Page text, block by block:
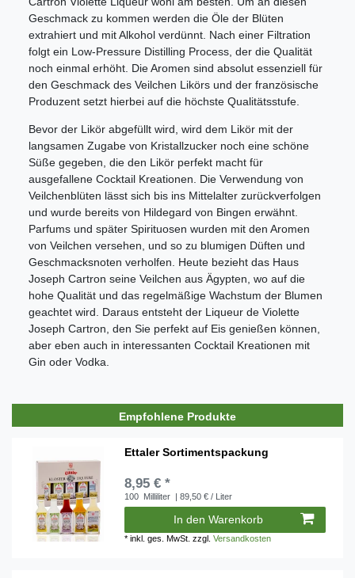
Geschmack zu kommen werden die Öle der Blüten
extrahiert und mit Alkohol verdünnt. Nach einer Filtration
folgt ein Low-Pressure Distilling Process, der die Qualität
noch einmal erhöht. Die Aromen sind absolut essenziell für
den Geschmack des Veilchen Likörs und der französische
Produzent setzt hierbei auf die höchste Qualitätsstufe.
Bevor der Likör abgefüllt wird, wird dem Likör mit der
langsamen Zugabe von Kristallzucker noch eine schöne
Süße gegeben, die den Likör perfekt macht für
ausgefallene Cocktail Kreationen. Die Verwendung von
Veilchenblüten lässt sich bis ins Mittelalter zurückverfolgen
und wurde bereits von Hildegard von Bingen erwähnt.
Parfums und später Spirituosen wurden mit den Aromen
von Veilchen versehen, und so zu blumigen Düften und
Geschmacksnoten verholfen. Heute bezieht das Haus
Joseph Cartron seine Veilchen aus Ägypten, wo auf die
hohe Qualität und das regelmäßige Wachstum der Blumen
geachtet wird. Daraus entsteht der Liqueur de Violette
Joseph Cartron, den Sie perfekt auf Eis genießen können,
aber eben auch in interessanten Cocktail Kreationen mit
Gin oder Vodka.
Empfohlene Produkte
Ettaler Sortimentspackung
8,95 € *
100 Milliliter | 89,50 € / Liter
In den Warenkorb
*inkl. ges. MwSt. zzgl.Versandkosten